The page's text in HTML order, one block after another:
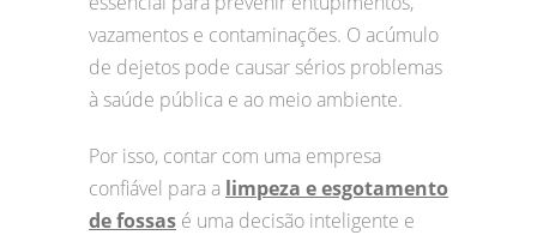
vazamentos e contaminações. O acúmulo
de dejetos pode causar sérios problemas
à saúde pública e ao meio ambiente.
Por isso, contar com uma empresa
confiável para a limpeza e esgotamento
de fossas é uma decisão inteligente e